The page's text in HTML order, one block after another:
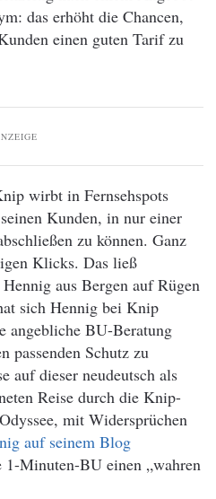
das erhöht die Chancen,
einen guten Tarif zu
wirbt in Fernsehspots
Kunden, in nur einer
zu können. Ganz
Klicks. Das ließ
aus Bergen auf Rügen
sich Hennig bei Knip
angebliche BU-Beratung
passenden Schutz zu
auf dieser neudeutsch als
Reise durch die Knip-
mit Widersprüchen
auf seinem Blog
1-Minuten-BU einen „wahren